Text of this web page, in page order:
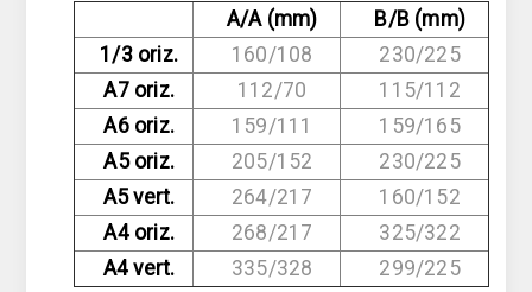
A/A (mm)
B/B (mm)
1/3 oriz.
160/108
230/225
A7 oriz.
112/70
115/112
A6 oriz.
159/111
159/165
A5 oriz.
205/152
230/225
A5 vert.
264/217
160/152
A4 oriz.
268/217
325/322
A4 vert.
335/328 299/225